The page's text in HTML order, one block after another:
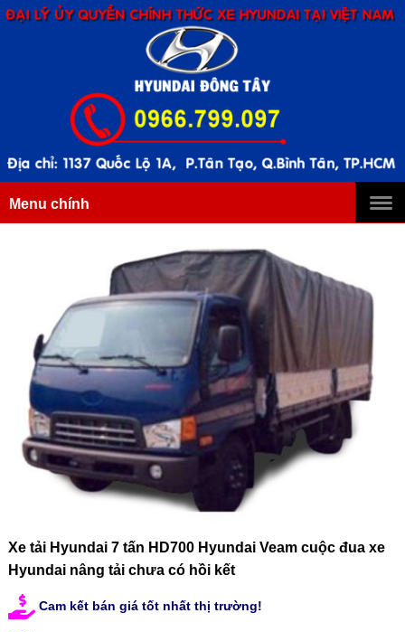
Menu chính
Xe tải Hyundai 7 tấn HD700 Hyundai Veam cuộc đua xe
Hyundai nâng tải chưa có hồi kết
Cam kết bán giá tốt nhất thị trường!